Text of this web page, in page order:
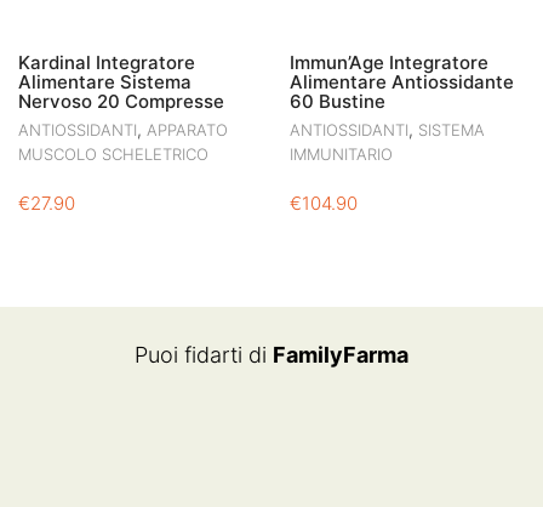
Kardinal Integratore
Alimentare Sistema
Nervoso 20 Compresse
ANTIOSSIDANTI, APPARATO
MUSCOLO SCHELETRICO
€27.90
Immun’Age Integratore
Alimentare Antiossidante
60 Bustine
ANTIOSSIDANTI, SISTEMA
IMMUNITARIO
€104.90
Puoi fidarti di FamilyFarma